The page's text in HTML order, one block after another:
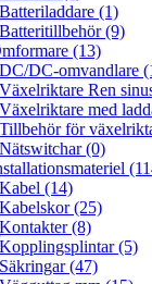
(1)
(9)
(13)
DC-omvandlare
Ren
med
för
(0)
(14)
(25)
(8)
(5)
(47)